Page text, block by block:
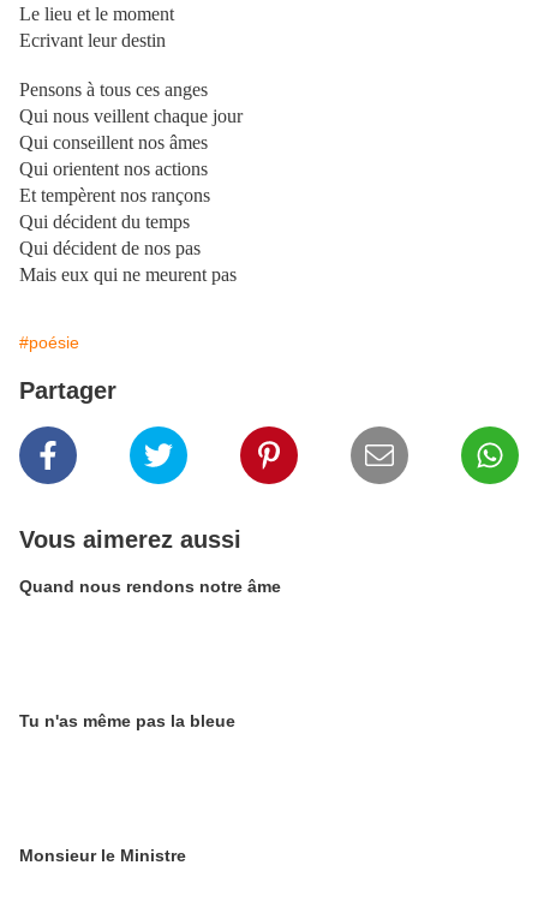
Le lieu et le moment
Ecrivant leur destin
Pensons à tous ces anges
Qui nous veillent chaque jour
Qui conseillent nos âmes
Qui orientent nos actions
Et tempèrent nos rançons
Qui décident du temps
Qui décident de nos pas
Mais eux qui ne meurent pas
#poésie
Partager
Vous aimerez aussi
Quand nous rendons notre âme
Tu n'as même pas la bleue
Monsieur le Ministre